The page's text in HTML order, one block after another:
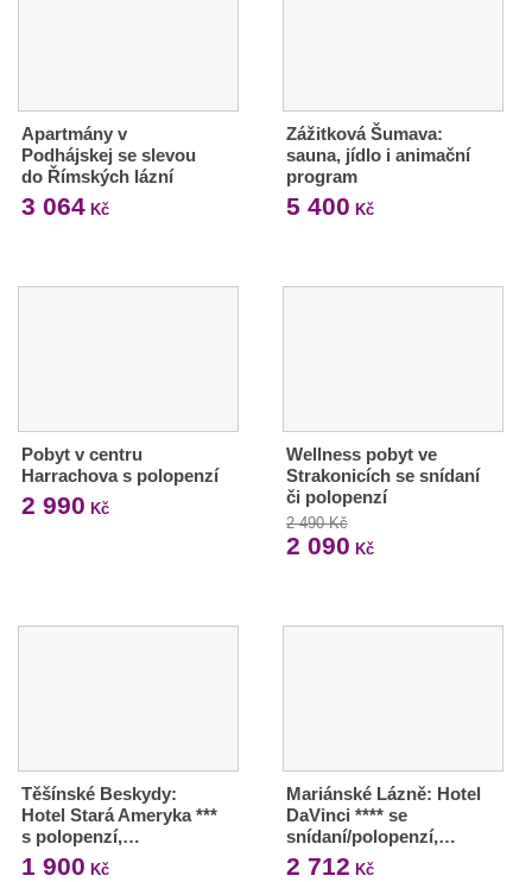
Apartmány v
Podhájskej se slevou
do Římských lázní
3 064 Kč
Zážitková Šumava:
sauna, jídlo i animační
program
5 400 Kč
Pobyt v centru
Harrachova s polopenzí
2 990 Kč
Wellness pobyt ve
Strakonicích se snídaní
či polopenzí
2 490 Kč
2 090 Kč
Těšínské Beskydy:
Hotel Stará Ameryka ***
s polopenzí,…
1 900 Kč
Mariánské Lázně: Hotel
DaVinci **** se
snídaní/polopenzí,…
2 712 Kč